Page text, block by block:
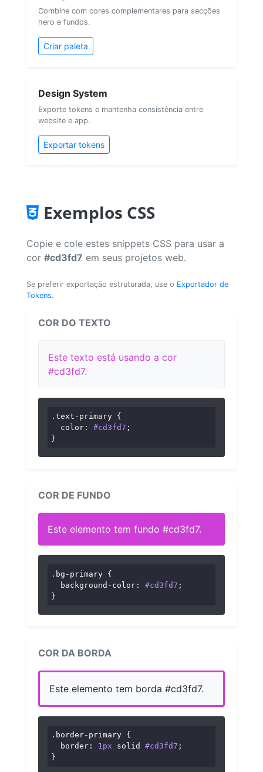
Combine com cores complementares para secções
hero e fundos.
Criar paleta
Design System
Exporte tokens e mantenha consistência entre
website e app.
Exportar tokens
Exemplos CSS
Copie e cole estes snippets CSS para usar a
cor #cd3fd7 em seus projetos web.
Se preferir exportação estruturada, use o Exportador de
Tokens.
COR DO TEXTO
Este texto está usando a cor
#cd3fd7.
.text-primary {
color : #cd3fd7 ;
}
COR DE FUNDO
Este elemento tem fundo #cd3fd7.
.bg-primary {
background-color : #cd3fd7 ;
}
COR DA BORDA
Este elemento tem borda #cd3fd7.
.border-primary {
border : 1px solid #cd3fd7 ;
}